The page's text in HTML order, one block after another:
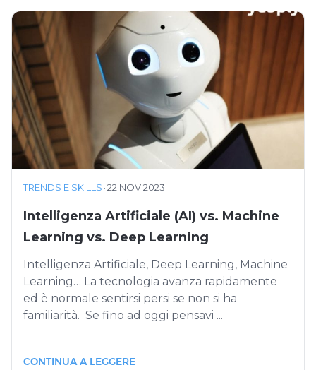
TRENDS E SKILLS ·22 NOV 2023
Intelligenza Artificiale (AI) vs. Machine
Learning vs. Deep Learning
Intelligenza Artificiale, Deep Learning, Machine
Learning… La tecnologia avanza rapidamente
ed è normale sentirsi persi se non si ha
familiarità. Se fino ad oggi pensavi ...
CONTINUA A LEGGERE